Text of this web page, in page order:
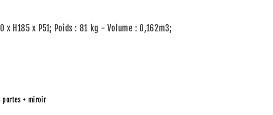
x H185 x P51; Poids : 81 kg - Volume : 0,162m3;
portes + miroir